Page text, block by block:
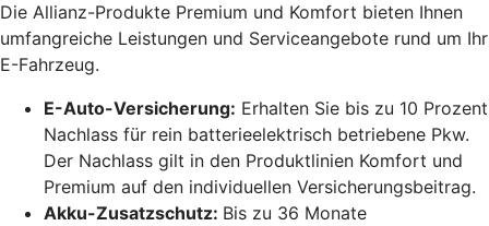
Die Allianz-Produkte Premium und Komfort bieten Ihnen
umfangreiche Leistungen und Serviceangebote rund um Ihr
E-Fahrzeug.
E-Auto-Versicherung: Erhalten Sie bis zu 10 Prozent
Nachlass für rein batterieelektrisch betriebene Pkw.
Der Nachlass gilt in den Produktlinien Komfort und
Premium auf den individuellen Versicherungsbeitrag.
Akku-Zusatzschutz: Bis zu 36 Monate